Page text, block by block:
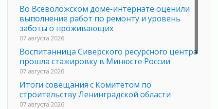
Во Всеволожском доме-интернате оценили
выполнение работ по ремонту и уровень
заботы о проживающих
07 августа 2026
Воспитанница Сиверского ресурсного центра
прошла стажировку в Минюсте России
07 августа 2026
Итоги совещания с Комитетом по
строительству Ленинградской области
07 августа 2026